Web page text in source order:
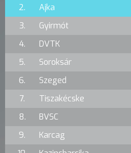
2.
Ajka
3.
Gyirmót
4.
DVTK
5.
Soroksár
6.
Szeged
7.
Tiszakécske
8.
BVSC
9.
Karcag